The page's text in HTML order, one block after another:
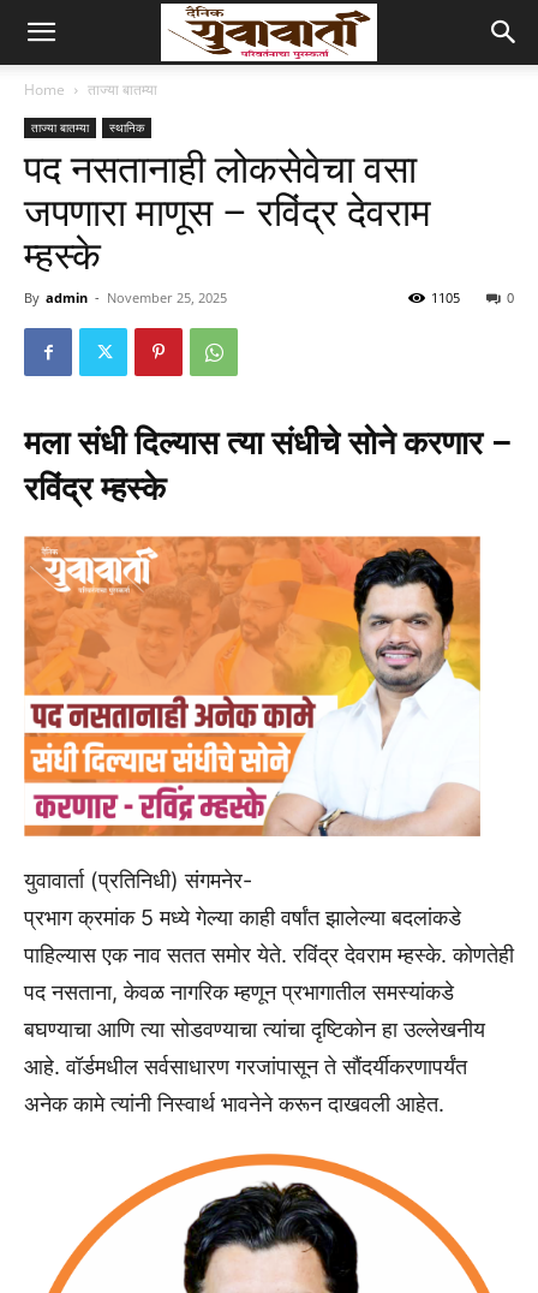
Home ताज्या बातम्या
ताज्या बातम्या स्थानिक
पद नसतानाही लोकसेवेचा वसा
जपणारा माणूस – रविंद्र देवराम
म्हस्के
By admin - November 25, 2025 0
1105
मला संधी दिल्यास त्या संधीचे सोने करणार –
रविंद्र म्हस्के
युवावार्ता (प्रतिनिधी) संगमनेर-
प्रभाग क्रमांक 5 मध्ये गेल्या काही वर्षांत झालेल्या बदलांकडे
पाहिल्यास एक नाव सतत समोर येते. रविंद्र देवराम म्हस्के. कोणतेही
पद नसताना, केवळ नागरिक म्हणून प्रभागातील समस्यांकडे
बघण्याचा आणि त्या सोडवण्याचा त्यांचा दृष्टिकोन हा उल्लेखनीय
आहे. वॉर्डमधील सर्वसाधारण गरजांपासून ते सौंदर्यीकरणापर्यंत
अनेक कामे त्यांनी निस्वार्थ भावनेने करून दाखवली आहेत.